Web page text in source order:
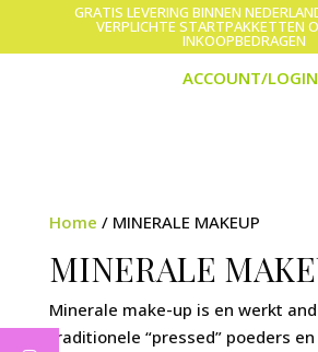
GRATIS LEVERING BINNEN
VERPLICHTE STARTPAKKETTEN
INKOOPBEDRAGEN
ACCOUNT/LOGIN
Home / MINERALE MAKEUP
MINERALE
Minerale make-up is en werkt
traditionele “pressed” poeders